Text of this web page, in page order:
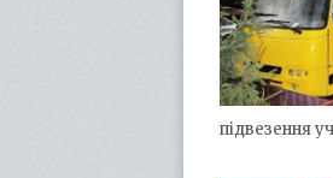
підвезення